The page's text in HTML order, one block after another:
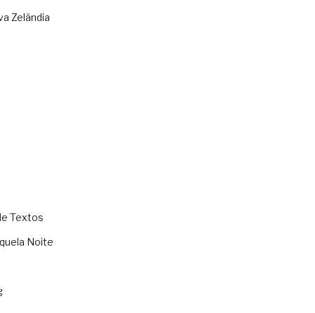
Zelândia
Textos
Noite